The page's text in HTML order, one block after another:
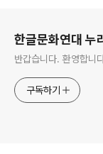
한글문화연대 누
반갑습니다. 환영합니
구독하기